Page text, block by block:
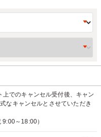
上でのキャンセル受付後、キャン
なキャンセルとさせていただき
～18:00）